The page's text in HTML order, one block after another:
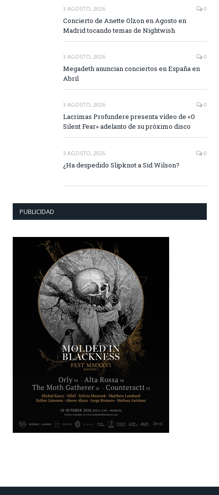
3 AGOSTO, 2026 0
Concierto de Anette Olzon en Agosto en
Madrid tocando temas de Nightwish
3 AGOSTO, 2026 0
Megadeth anuncian conciertos en España en
Abril
3 AGOSTO, 2026 0
Lacrimas Profundere presenta vídeo de «O
Silent Fear» adelanto de su próximo disco
3 AGOSTO, 2026 0
¿Ha despedido Slipknot a Sid Wilson?
PUBLICIDAD